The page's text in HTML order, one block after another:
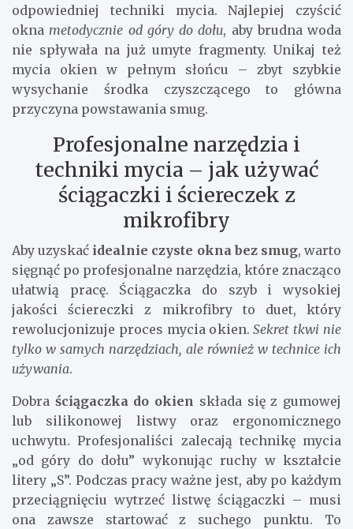
odpowiedniej techniki mycia. Najlepiej czyścić
okna metodycznie od góry do dołu, aby brudna woda
nie spływała na już umyte fragmenty. Unikaj też
mycia okien w pełnym słońcu – zbyt szybkie
wysychanie środka czyszczącego to główna
przyczyna powstawania smug.
Profesjonalne narzędzia i
techniki mycia – jak używać
ściągaczki i ściereczek z
mikrofibry
Aby uzyskać idealnie czyste okna bez smug, warto
sięgnąć po profesjonalne narzędzia, które znacząco
ułatwią pracę. Ściągaczka do szyb i wysokiej
jakości ściereczki z mikrofibry to duet, który
rewolucjonizuje proces mycia okien.Sekret tkwi nie
tylko w samych narzędziach, ale również w technice ich
używania.
Dobra ściągaczka do okien składa się z gumowej
lub silikonowej listwy oraz ergonomicznego
uchwytu. Profesjonaliści zalecają technikę mycia
„od góry do dołu” wykonując ruchy w kształcie
litery „S”. Podczas pracy ważne jest, aby po każdym
przeciągnięciu wytrzeć listwę ściągaczki – musi
ona zawsze startować z suchego punktu. To